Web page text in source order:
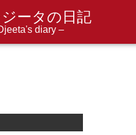
ータの日記
diary –